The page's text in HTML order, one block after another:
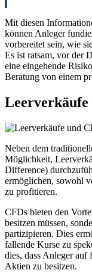
Mit diesen
können Anleger
vorbereitet sein, wie
Es ist ratsam, vor der
eine eingehende
Beratung von einem
Leerverkäufe
Neben dem
Möglichkeit,
Difference)
ermöglichen, sowohl
zu profitieren.
CFDs bieten den
besitzen müssen,
partizipieren. Dies
fallende Kurse zu
dies, dass Anleger auf
Aktien zu besitzen.